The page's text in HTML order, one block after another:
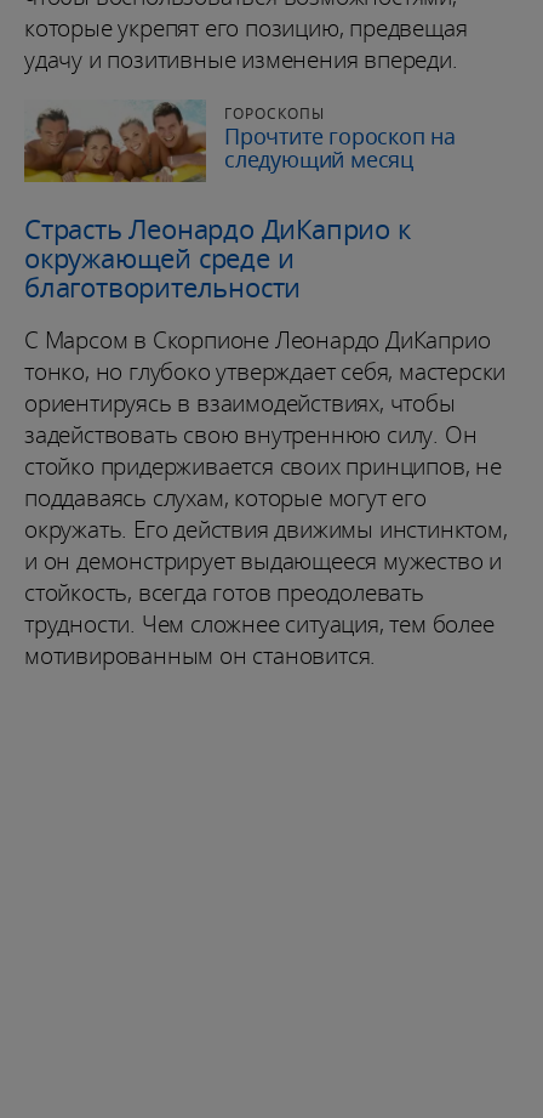
которые укрепят его позицию, предвещая
удачу и позитивные изменения впереди.
ГОРОСКОПЫ
Прочтите гороскоп на
следующий месяц
Страсть Леонардо ДиКаприо к
окружающей среде и
благотворительности
С Марсом в Скорпионе Леонардо ДиКаприо
тонко, но глубоко утверждает себя, мастерски
ориентируясь в взаимодействиях, чтобы
задействовать свою внутреннюю силу. Он
стойко придерживается своих принципов, не
поддаваясь слухам, которые могут его
окружать. Его действия движимы инстинктом,
и он демонстрирует выдающееся мужество и
стойкость, всегда готов преодолевать
трудности. Чем сложнее ситуация, тем более
мотивированным он становится.